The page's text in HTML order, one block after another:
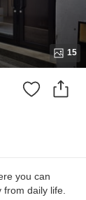
15
you can
daily life.